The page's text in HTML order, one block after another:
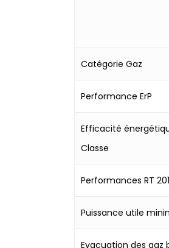
Catégorie Gaz
Performance ErP
Efficacité
Classe
Performances RT
Puissance utile
Evacuation des gaz